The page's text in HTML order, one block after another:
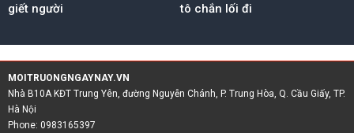
giết người
tô chắn lối đi
MOITRUONGNGAYNAY.VN
Nhà B10A KĐT Trung Yên, đường Nguyễn Chánh, P. Trung Hòa, Q. Cầu Giấy, TP.
Hà Nội
Phone: 0983165397